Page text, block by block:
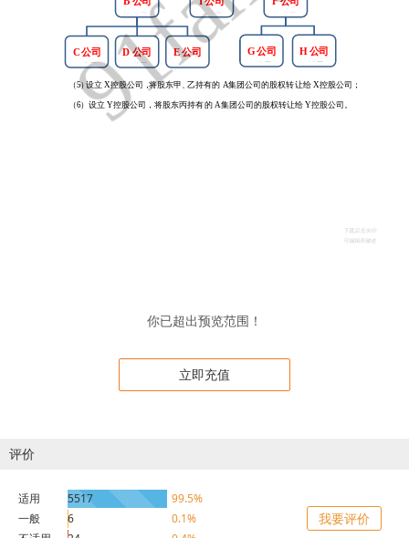
你已超出预览范围！
立即充值
评价
适用 5517
99.5%
一般
6
0.1%
我要评价